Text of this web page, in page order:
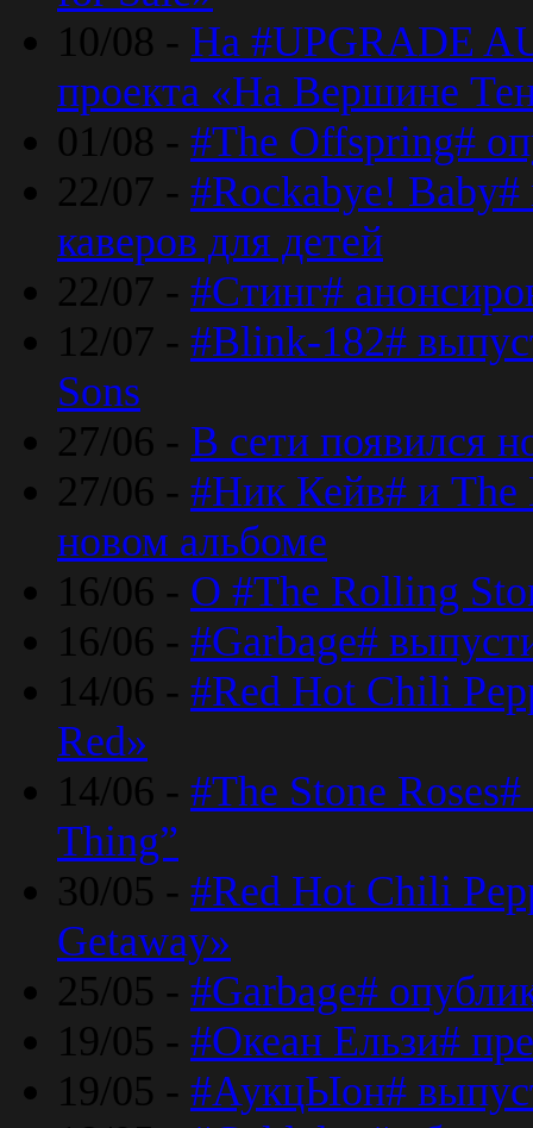
10/08 - На #UPGRADE
проекта «На Вершине
01/08 - #The Offspring#
22/07 - #Rockabye!
каверов для детей
22/07 - #Стинг#
12/07 - #Blink-182#
Sons
27/06 - В сети появился
27/06 - #Ник Кейв# и The
новом альбоме
16/06 - О #The Rolling
16/06 - #Garbage#
14/06 - #Red Hot Chili
Red»
14/06 - #The Stone
Thing”
30/05 - #Red Hot Chili
Getaway»
25/05 - #Garbage#
19/05 - #Океан Ельзи#
19/05 - #АукцЫон#